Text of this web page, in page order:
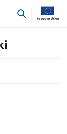
przejdź